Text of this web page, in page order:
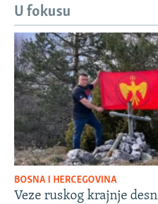
U fokusu
BOSNA I HERCEGOVINA
Veze ruskog krajnje